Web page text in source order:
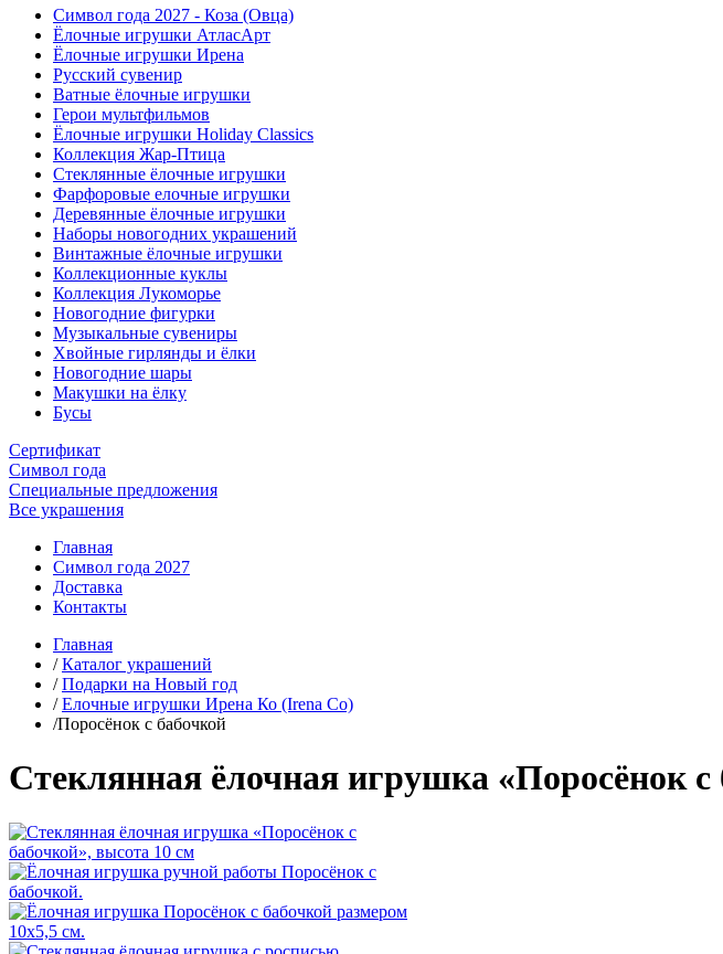
Символ года 2027 - Коза (Овца)
Ёлочные игрушки АтласАрт
Ёлочные игрушки Ирена
Русский сувенир
Ватные ёлочные игрушки
Герои мультфильмов
Ёлочные игрушки Holiday Classics
Коллекция Жар-Птица
Стеклянные ёлочные игрушки
Фарфоровые елочные игрушки
Деревянные ёлочные игрушки
Наборы новогодних украшений
Винтажные ёлочные игрушки
Коллекционные куклы
Коллекция Лукоморье
Новогодние фигурки
Музыкальные сувениры
Хвойные гирлянды и ёлки
Новогодние шары
Макушки на ёлку
Бусы
Сертификат
Символ года
Специальные предложения
Все украшения
Главная
Символ года 2027
Доставка
Контакты
Главная
/Каталог украшений
/Подарки на Новый год
/Елочные игрушки Ирена Ко (Irena Co)
/Поросёнок с бабочкой
Стеклянная ёлочная игрушка «Поросёнок с